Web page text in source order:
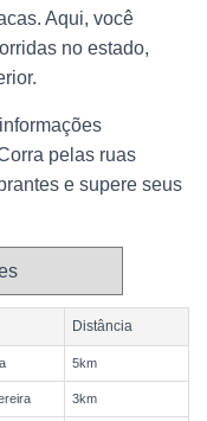
Aqui, você
no estado,
pelas ruas
e supere seus
Distância
5km
3km